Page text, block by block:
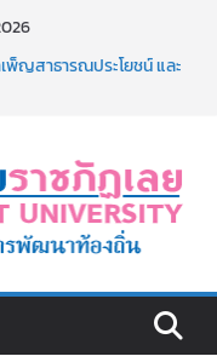
กปริญญาบัตร จำนวน
พ็ญสาธารณประโยชน์ และ
อกงบประมาณ ประเภท
าน LRU ครั้งที่ 4 เปิดให้
น สู่อนาคตที่ใช่
บคณะอนุกรรมาธิการ